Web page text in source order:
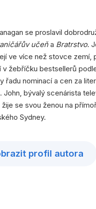
se proslavil
učeňa Bratrstvo.
ve více než stovce zemí,
v žebříčku bestsellerů
řadu nominací a cen za
John, bývalý scenárista
žije se svou ženou na
Sydney.
profil autora